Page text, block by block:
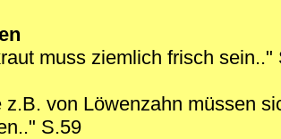
muss ziemlich frisch sein.."
z.B. von Löwenzahn müssen
S.59